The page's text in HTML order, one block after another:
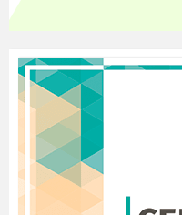
формі. Дають про
біг по магазинах,
сьогодні саме
командам в
що сім'я
Жінка і ще раз
1 ведуча.